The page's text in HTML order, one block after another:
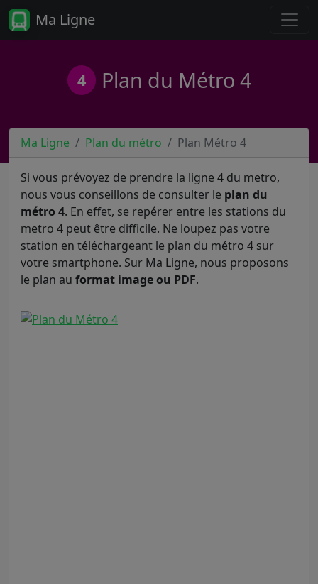
Ma Ligne
4 Plan du Métro 4
Ma Ligne Plan du métro Plan Métro 4
Si vous prévoyez de prendre la ligne 4 du metro,
nous vous conseillons de consulter le plan du
métro 4. En effet, se repérer entre les stations du
metro 4 peut être difficile. Ne loupez pas votre
station en téléchargeant le plan du métro 4 sur
votre smartphone. Sur Ma Ligne, nous proposons
le plan au format image ou PDF.